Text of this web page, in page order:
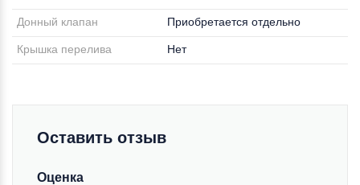
Донный клапан Приобретается отдельно
Крышка перелива Нет
Оставить отзыв
Оценка